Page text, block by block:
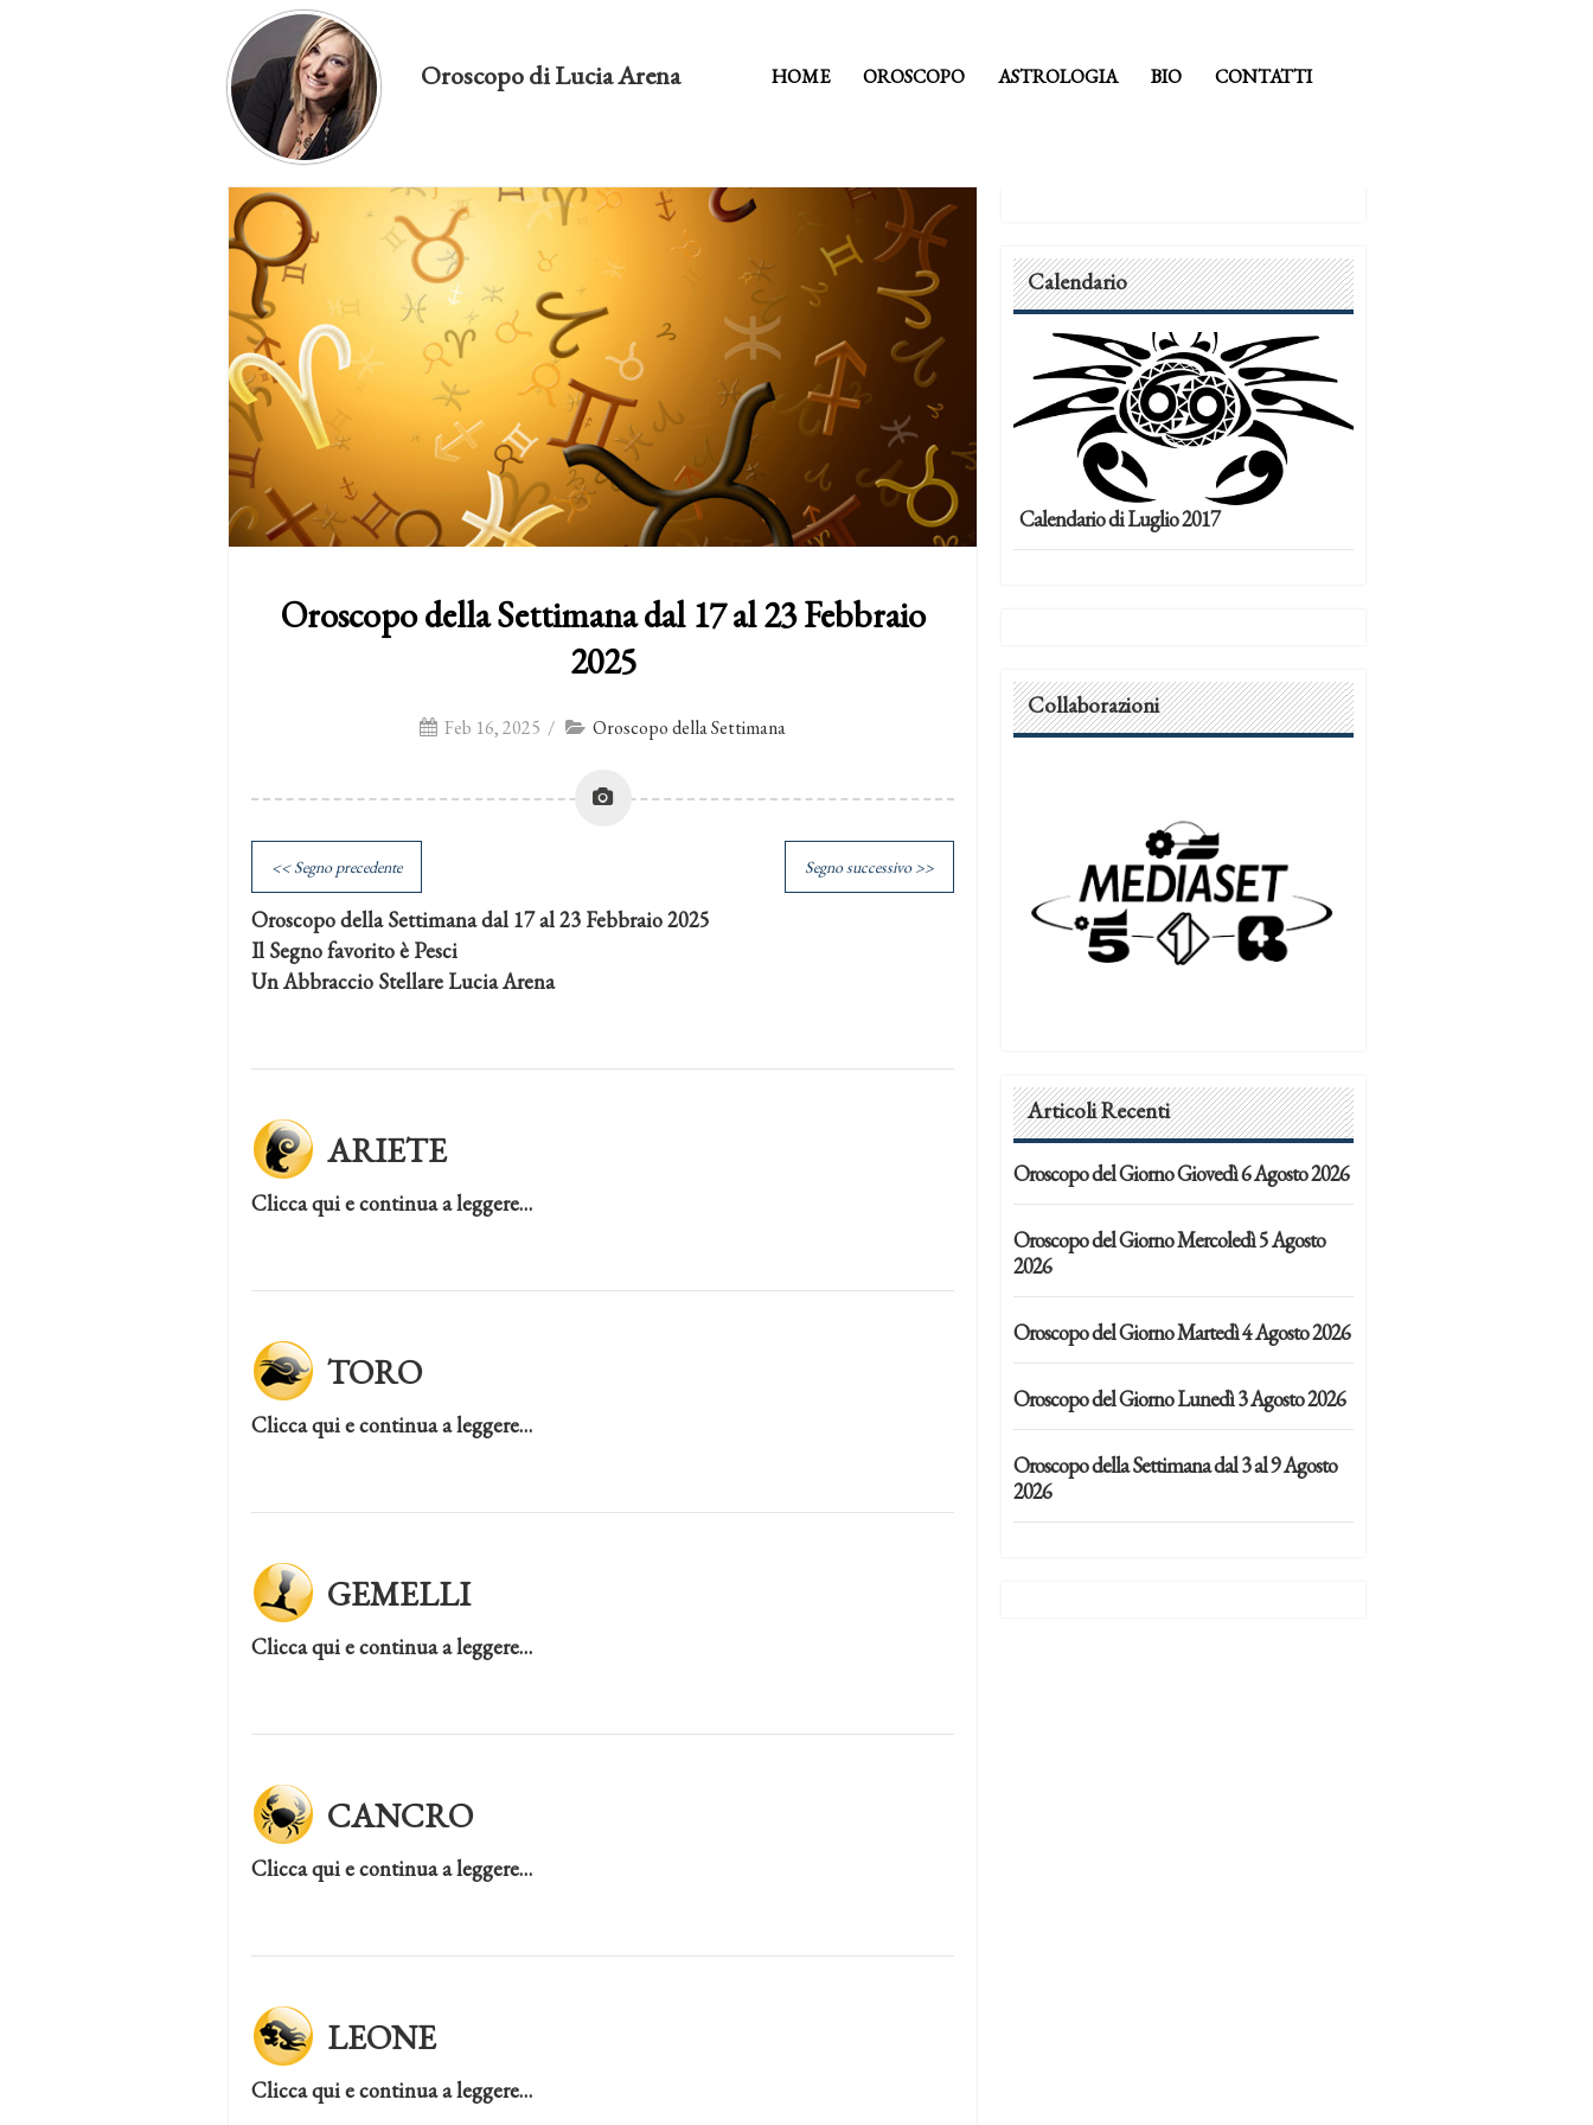
Oroscopo di Lucia Arena HOME OROSCOPO ASTROLOGIA BIO CONTATTI
Oroscopo della Settimana dal 17 al 23 Febbraio
2025
Feb 16, 2025 / Oroscopo della Settimana
<< Segno precedente Segno successivo >>
Oroscopo della Settimana dal 17 al 23 Febbraio 2025
Il Segno favorito è Pesci
Un Abbraccio Stellare Lucia Arena
ARIETE
Clicca qui e continua a leggere…
TORO
Clicca qui e continua a leggere…
GEMELLI
Clicca qui e continua a leggere…
CANCRO
Clicca qui e continua a leggere…
LEONE
Clicca qui e continua a leggere…
Calendario
Calendario di Luglio 2017
Collaborazioni
Articoli Recenti
Oroscopo del Giorno Giovedì 6 Agosto 2026
Oroscopo del Giorno Mercoledì 5 Agosto
2026
Oroscopo del Giorno Martedì 4 Agosto 2026
Oroscopo del Giorno Lunedì 3 Agosto 2026
Oroscopo della Settimana dal 3 al 9 Agosto
2026